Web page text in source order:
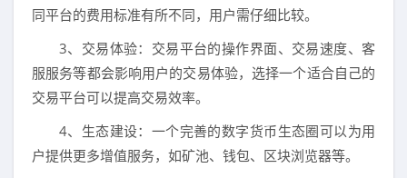
同平台的费用标准有所不同，用户需仔细比较。
3、交易体验：交易平台的操作界面、交易速度、客
服服务等都会影响用户的交易体验，选择一个适合自己的
交易平台可以提高交易效率。
4、生态建设：一个完善的数字货币生态圈可以为用
户提供更多增值服务，如矿池、钱包、区块浏览器等。